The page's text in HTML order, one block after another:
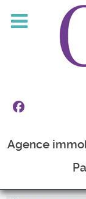
Agence